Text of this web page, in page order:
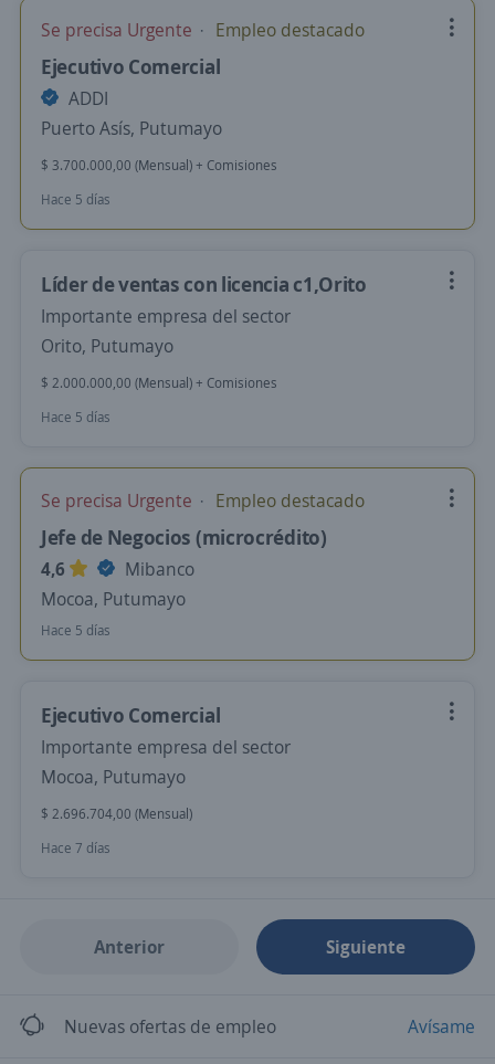
Se precisa Urgente Empleo destacado
Ejecutivo Comercial
ADDI
Puerto Asís, Putumayo
$ 3.700.000,00 (Mensual) + Comisiones
Hace 5 días
Líder de ventas con licencia c1,Orito
Importante empresa del sector
Orito, Putumayo
$ 2.000.000,00 (Mensual) + Comisiones
Hace 5 días
Se precisa Urgente Empleo destacado
Jefe de Negocios (microcrédito)
4,6
Mibanco
Mocoa, Putumayo
Hace 5 días
Ejecutivo Comercial
Importante empresa del sector
Mocoa, Putumayo
$ 2.696.704,00 (Mensual)
Hace 7 días
Anterior Siguiente
Nuevas ofertas de empleo Avísame